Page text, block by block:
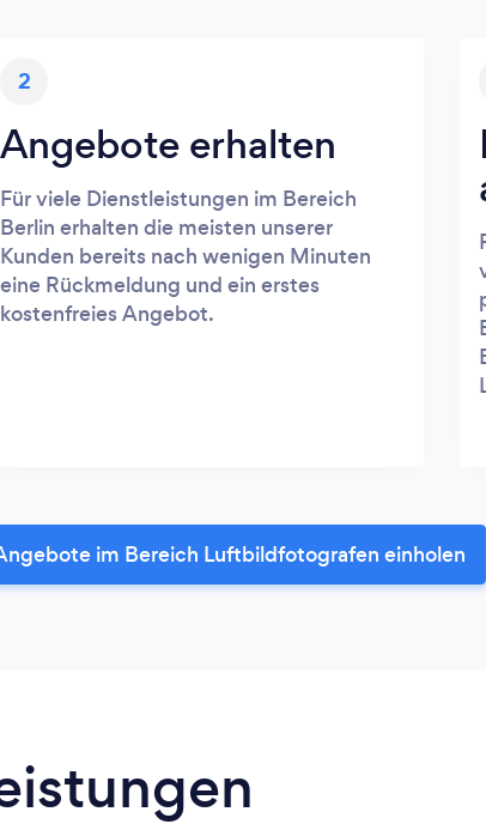
2
Angebote erhalten
Für viele Dienstleistungen im Bereich
Berlin erhalten die meisten unserer
Kunden bereits nach wenigen Minuten
eine Rückmeldung und ein erstes
kostenfreies Angebot.
im Bereich Luftbildfotografen einholen